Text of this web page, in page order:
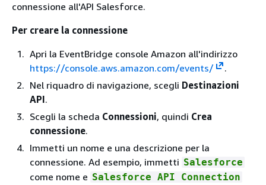
connessione all'API Salesforce.
Per creare la connessione
Apri la EventBridge console Amazon all'indirizzo
https://console.aws.amazon.com/events/
.
Nel riquadro di navigazione, scegli Destinazioni
API.
Scegli la scheda Connessioni, quindi Crea
connessione.
Immetti un nome e una descrizione per la
connessione. Ad esempio, immetti Salesforce
come nome e Salesforce API Connection